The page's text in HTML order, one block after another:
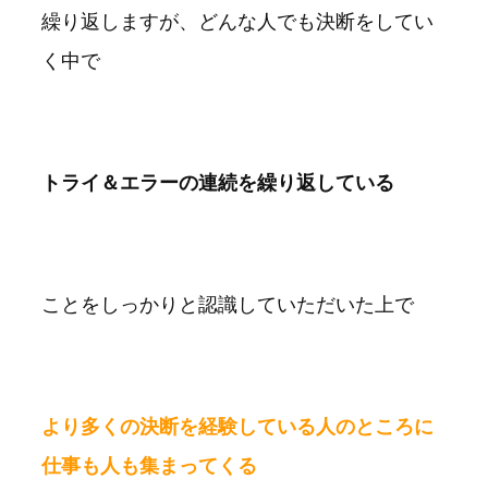
繰り返しますが、どんな人でも決断をしてい
く中で
トライ＆エラーの連続を繰り返している
ことをしっかりと認識していただいた上で
より多くの決断を経験している人のところに
仕事も人も集まってくる